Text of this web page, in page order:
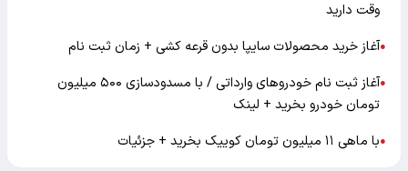
وقت دارید
●آغاز خرید محصولات سایپا بدون قرعه کشی + زمان ثبت نام
●
آغاز ثبت نام خودرو‌های وارداتی / با مسدودسازی ۵۰۰ میلیون
تومان خودرو بخرید + لینک
●با ماهی ۱۱ میلیون تومان کوییک بخرید + جزئیات